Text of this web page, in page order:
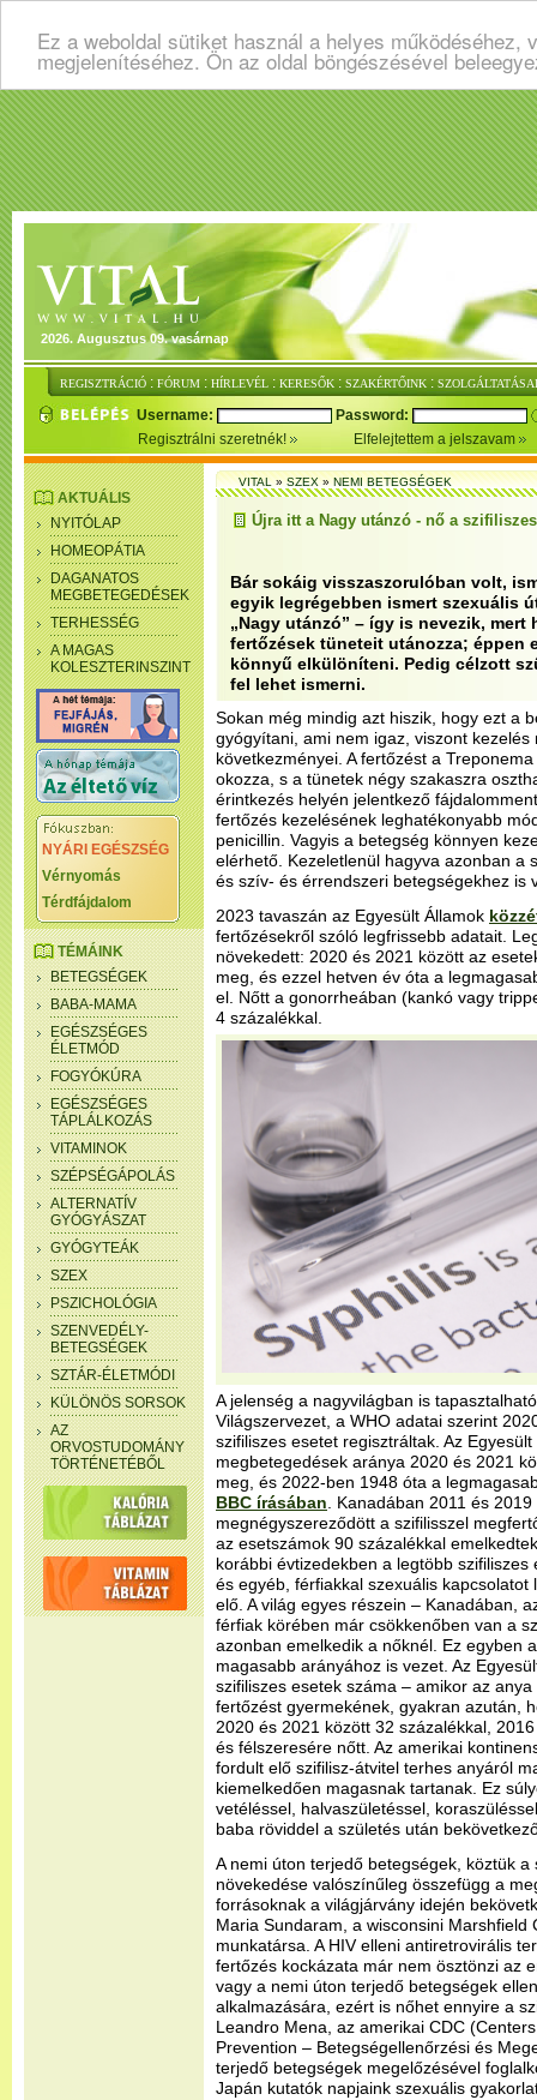
Ez a weboldal sütiket használ a helyes
megjelenítéséhez. Ön az oldal böngészésével
2026. Augusztus 09. vasárnap
REGISZTRÁCIÓ : FÓRUM : HÍRLEVÉL : KERESŐK : SZAKÉRTŐINK :
Username:
Password:
Regisztrálni szeretnék!
Elfelejtettem a jelszavam
AKTUÁLIS
NYITÓLAP
HOMEOPÁTIA
DAGANATOS
MEGBETEGEDÉSEK
TERHESSÉG
A MAGAS
KOLESZTERINSZINT
NYÁRI EGÉSZSÉG
Vérnyomás
Térdfájdalom
TÉMÁINK
BETEGSÉGEK
BABA-MAMA
EGÉSZSÉGES
ÉLETMÓD
FOGYÓKÚRA
EGÉSZSÉGES
TÁPLÁLKOZÁS
VITAMINOK
SZÉPSÉGÁPOLÁS
ALTERNATÍV
GYÓGYÁSZAT
GYÓGYTEÁK
SZEX
PSZICHOLÓGIA
SZENVEDÉLY-
BETEGSÉGEK
SZTÁR-ÉLETMÓDI
KÜLÖNÖS SORSOK
AZ
ORVOSTUDOMÁNY
TÖRTÉNETÉBŐL
VITAL»SZEX»NEMI BETEGSÉGEK
Újra itt a Nagy utánzó - nő a
Bár sokáig visszaszorulóban volt,
egyik legrégebben ismert szexuális
„Nagy utánzó” – így is nevezik, mert
fertőzések tüneteit utánozza; éppen
könnyű elkülöníteni. Pedig célzott
fel lehet ismerni.
Sokan még mindig azt hiszik, hogy ezt a
gyógyítani, ami nem igaz, viszont
következményei. A fertőzést a
okozza, s a tünetek négy szakaszra
érintkezés helyén jelentkező
fertőzés kezelésének leghatékonyabb
penicillin. Vagyis a betegség könnyen
elérhető. Kezeletlenül hagyva azonban a
és szív- és érrendszeri betegségekhez is
2023 tavaszán az Egyesült Államok
fertőzésekről szóló legfrissebb adatait.
növekedett: 2020 és 2021 között az
meg, és ezzel hetven év óta a
el. Nőtt a gonorrheában (kankó vagy
4 százalékkal.
A jelenség a nagyvilágban is
Világszervezet, a WHO adatai szerint
szifiliszes esetet regisztráltak. Az
megbetegedések aránya 2020 és 2021
meg, és 2022-ben 1948 óta a
BBC írásában . Kanadában 2011 és
megnégyszereződött a szifilisszel
az esetszámok 90 százalékkal
korábbi évtizedekben a legtöbb
és egyéb, férfiakkal szexuális
elő. A világ egyes részein – Kanadában,
férfiak körében már csökkenőben van a
azonban emelkedik a nőknél. Ez egyben
magasabb arányához is vezet. Az
szifiliszes esetek száma – amikor az
fertőzést gyermekének, gyakran azután,
2020 és 2021 között 32 százalékkal,
és félszeresére nőtt. Az amerikai
fordult elő szifilisz-átvitel terhes anyáról
kiemelkedően magasnak tartanak. Ez
vetéléssel, halvaszületéssel,
baba röviddel a születés után
A nemi úton terjedő betegségek, köztük a
növekedése valószínűleg összefügg a
forrásoknak a világjárvány idején
Maria Sundaram, a wisconsini Marshfield
munkatársa. A HIV elleni antiretrovirális
fertőzés kockázata már nem ösztönzi az
vagy a nemi úton terjedő betegségek
alkalmazására, ezért is nőhet ennyire a
Leandro Mena, az amerikai CDC
Prevention – Betegségellenőrzési és
terjedő betegségek megelőzésével
Japán kutatók napjaink szexuális